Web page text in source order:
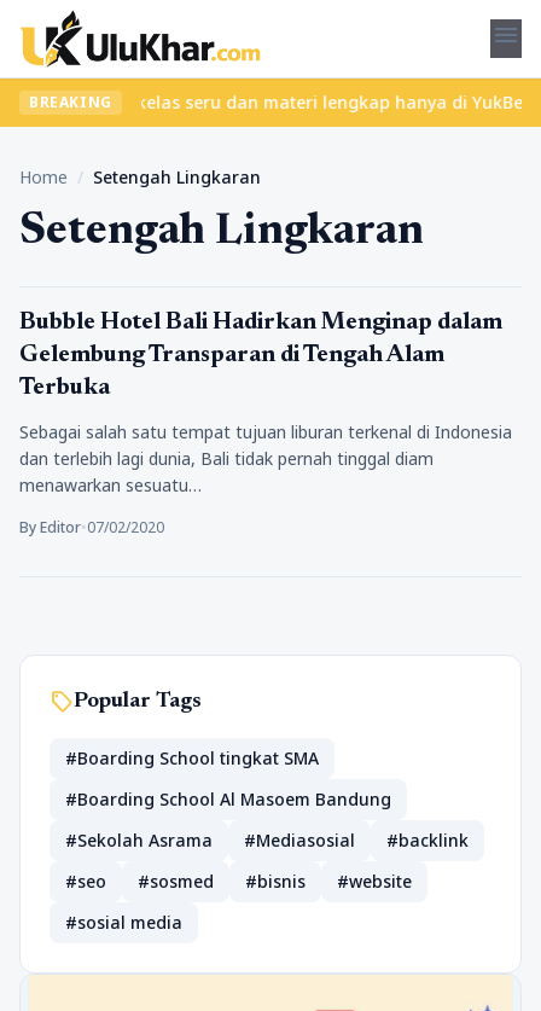
menu
BREAKING
Temukan kelas seru dan materi lengkap hanya di
Home / Setengah Lingkaran
Setengah Lingkaran
Tempat Wisata
Bubble Hotel Bali Hadirkan Menginap dalam
Gelembung Transparan di Tengah Alam
Terbuka
Sebagai salah satu tempat tujuan liburan terkenal di Indonesia
dan terlebih lagi dunia, Bali tidak pernah tinggal diam
menawarkan sesuatu…
By Editor•07/02/2020
sellPopular Tags
#Boarding School tingkat SMA
#Boarding School Al Masoem Bandung
#Sekolah Asrama
#Mediasosial
#backlink
#seo
#sosmed #bisnis
#website
#sosial media